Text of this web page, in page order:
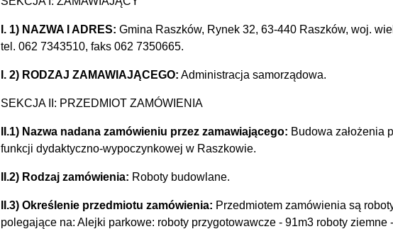
I. 1) NAZWA I ADRES: Gmina Raszków, Rynek 32, 63-440 Raszków, woj.
tel. 062 7343510, faks 062 7350665.
I. 2) RODZAJ ZAMAWIAJĄCEGO: Administracja samorządowa.
SEKCJA II: PRZEDMIOT ZAMÓWIENIA
II.1) Nazwa nadana zamówieniu przez zamawiającego: Budowa założenia
funkcji dydaktyczno-wypoczynkowej w Raszkowie.
II.2) Rodzaj zamówienia: Roboty budowlane.
II.3) Określenie przedmiotu zamówienia: Przedmiotem zamówienia są
polegające na: Alejki parkowe: roboty przygotowawcze - 91m3 roboty ziemne